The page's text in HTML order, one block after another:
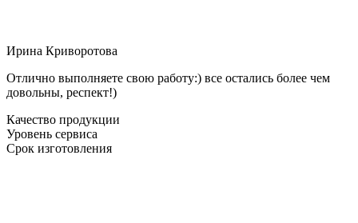
Ирина Криворотова
Отлично выполняете свою работу:) все остались более чем
довольны, респект!)
Качество продукции
Уровень сервиса
Срок изготовления